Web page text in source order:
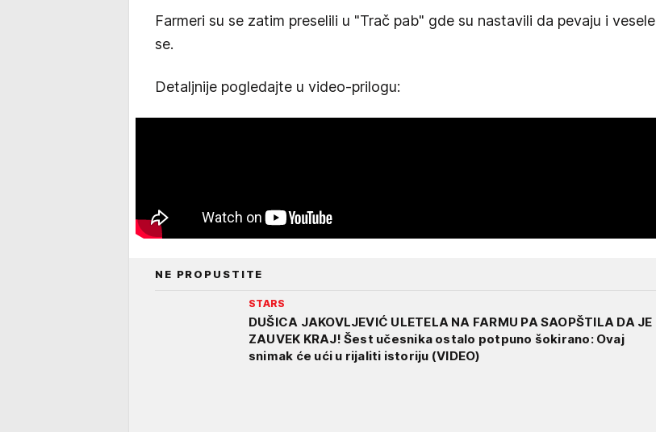
Farmeri su se zatim preselili u "Trač pab" gde su nastavili da pevaju i vesele
se.
Detaljnije pogledajte u video-prilogu:
NE PROPUSTITE
STARS
DUŠICA JAKOVLJEVIĆ ULETELA NA FARMU PA SAOPŠTILA DA JE
ZAUVEK KRAJ! Šest učesnika ostalo potpuno šokirano: Ovaj
snimak će ući u rijaliti istoriju (VIDEO)